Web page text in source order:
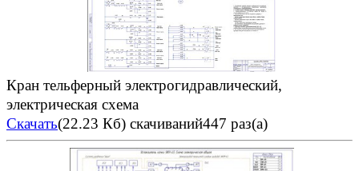
Кран тельферный электрогидравлический,
электрическая схема
Скачать(22.23 Кб) скачиваний447 раз(а)